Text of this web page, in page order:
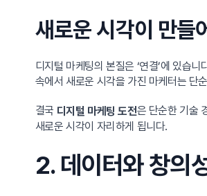
새로운 시각이 만들
디지털 마케팅의 본질은 ‘연결’에 있습
속에서 새로운 시각을 가진 마케터는 단
결국 디지털 마케팅 도전은 단순한 기술
새로운 시각이 자리하게 됩니다.
2. 데이터와 창의